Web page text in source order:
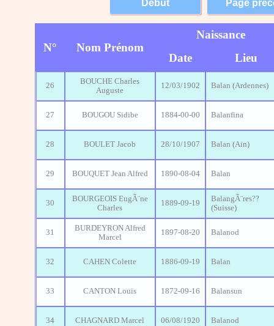
N° Nom Prénom
Naissance
Date
Lieu
26
BOUCHE Charles
Auguste
12/03/1902 Balan (Ardennes)
27 BOUGOU Sidibe 1884-00-00 Balanfina
28 BOULET Jacob 28/10/1907 Balan (Ain)
29 BOUQUET Jean Alfred 1890-08-04 Balan
30
BOURGEOIS EugÃ¨ne
Charles
1889-09-19
BalangÃ¨res??
(Suisse)
31
BURDEYRON Alfred
Marcel
1897-08-20 Balanod
32 CAHEN Colette 1886-09-19 Balan
33 CANTON Louis 1872-09-16 Balansun
34 CHAGNARD Marcel 06/08/1920 Balanod